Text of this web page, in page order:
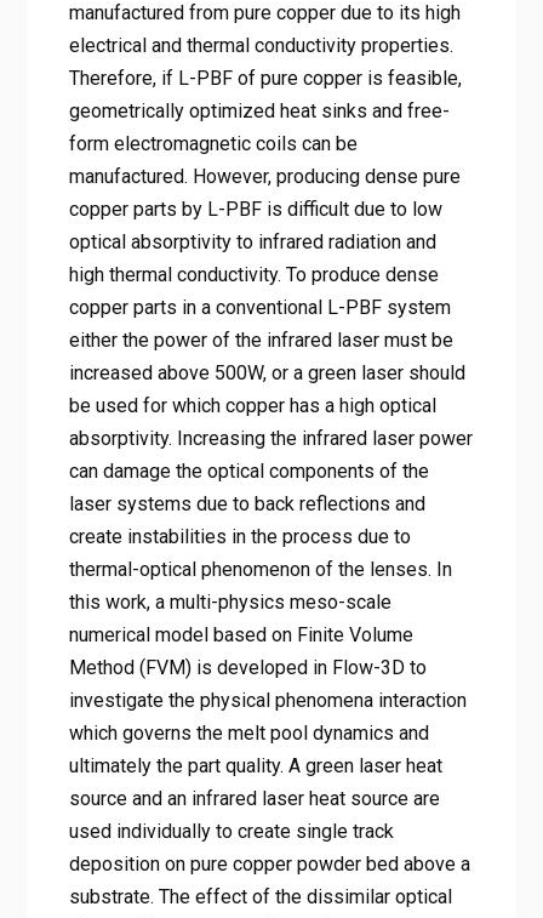
manufactured from pure copper due to its high
electrical and thermal conductivity properties.
Therefore, if L-PBF of pure copper is feasible,
geometrically optimized heat sinks and free-
form electromagnetic coils can be
manufactured. However, producing dense pure
copper parts by L-PBF is difficult due to low
optical absorptivity to infrared radiation and
high thermal conductivity. To produce dense
copper parts in a conventional L-PBF system
either the power of the infrared laser must be
increased above 500W, or a green laser should
be used for which copper has a high optical
absorptivity. Increasing the infrared laser power
can damage the optical components of the
laser systems due to back reflections and
create instabilities in the process due to
thermal-optical phenomenon of the lenses. In
this work, a multi-physics meso-scale
numerical model based on Finite Volume
Method (FVM) is developed in Flow-3D to
investigate the physical phenomena interaction
which governs the melt pool dynamics and
ultimately the part quality. A green laser heat
source and an infrared laser heat source are
used individually to create single track
deposition on pure copper powder bed above a
substrate. The effect of the dissimilar optical